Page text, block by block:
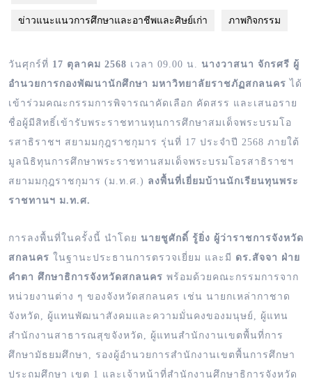
ข่าวแนะแนวการศึกษาและอาชีพและศิษย์เก่า ภาพกิจกรรม
วันศุกร์ที่ 17 ตุลาคม 2568 เวลา 09.00 น. นางวาสนา จักรศรี ผู้
อำนวยการกองพัฒนานักศึกษา มหาวิทยาลัยราชภัฏสกลนคร ได้
เข้าร่วมคณะกรรมการพิจารณาคัดเลือก คัดสรร และเสนอราย
ชื่อผู้มีสิทธิ์เข้ารับพระราชทานทุนการศึกษาสมเด็จพระบรมโอ
รสาธิราชฯ สยามมกุฎราชกุมาร รุ่นที่ 17 ประจำปี 2568 ภายใต้
มูลนิธิทุนการศึกษาพระราชทานสมเด็จพระบรมโอรสาธิราชฯ
สยามมกุฎราชกุมาร (ม.ท.ศ.) ลงพื้นที่เยี่ยมบ้านนักเรียนทุนพระ
ราชทานฯ ม.ท.ศ.
การลงพื้นที่ในครั้งนี้ นำโดย นายชูศักดิ์ รู้ยิ่ง ผู้ว่าราชการจังหวัด
สกลนคร ในฐานะประธานการตรวจเยี่ยม และมี ดร.สัจจา ฝ่าย
คำตา ศึกษาธิการจังหวัดสกลนคร พร้อมด้วยคณะกรรมการจาก
หน่วยงานต่าง ๆ ของจังหวัดสกลนคร เช่น นายกเหล่ากาชาด
จังหวัด, ผู้แทนพัฒนาสังคมและความมั่นคงของมนุษย์, ผู้แทน
สำนักงานสาธารณสุขจังหวัด, ผู้แทนสำนักงานเขตพื้นที่การ
ศึกษามัธยมศึกษา, รองผู้อำนวยการสำนักงานเขตพื้นการศึกษา
ประถมศึกษา เขต 1 และเจ้าหน้าที่สำนักงานศึกษาธิการจังหวัด